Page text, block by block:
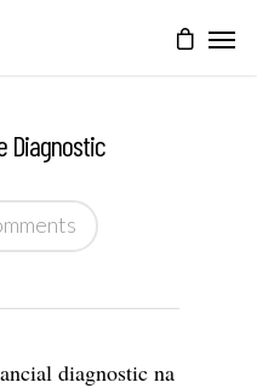
Diagnostic
diagnostic na